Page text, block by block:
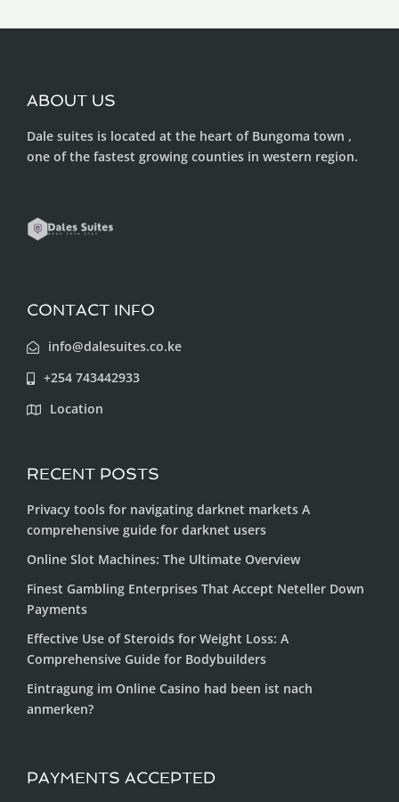
ABOUT US
Dale suites is located at the heart of Bungoma town ,
one of the fastest growing counties in western region.
CONTACT INFO
info@dalesuites.co.ke
+254 743442933
Location
RECENT POSTS
Privacy tools for navigating darknet markets A
comprehensive guide for darknet users
Online Slot Machines: The Ultimate Overview
Finest Gambling Enterprises That Accept Neteller Down
Payments
Effective Use of Steroids for Weight Loss: A
Comprehensive Guide for Bodybuilders
Eintragung im Online Casino had been ist nach
anmerken?
PAYMENTS ACCEPTED